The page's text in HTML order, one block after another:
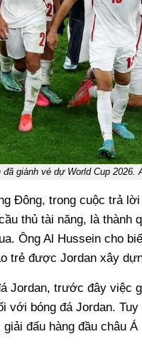
giành vé dự World Cup 2026.
Đông, trong cuộc trả
thủ tài năng, là thành
Ông Al Hussein cho
trẻ được Jordan xây
Jordan, trước đây việc
với bóng đá Jordan.
đấu hàng đầu châu Á